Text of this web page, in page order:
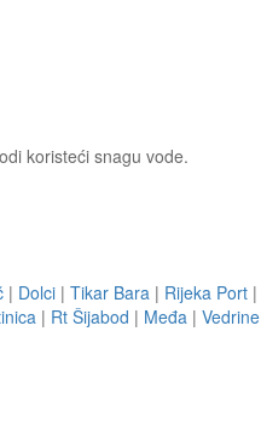
koristeći snagu vode.
| Dolci | Tikar Bara | Rijeka Port |
| Rt Šijabod | Međa | Vedrine